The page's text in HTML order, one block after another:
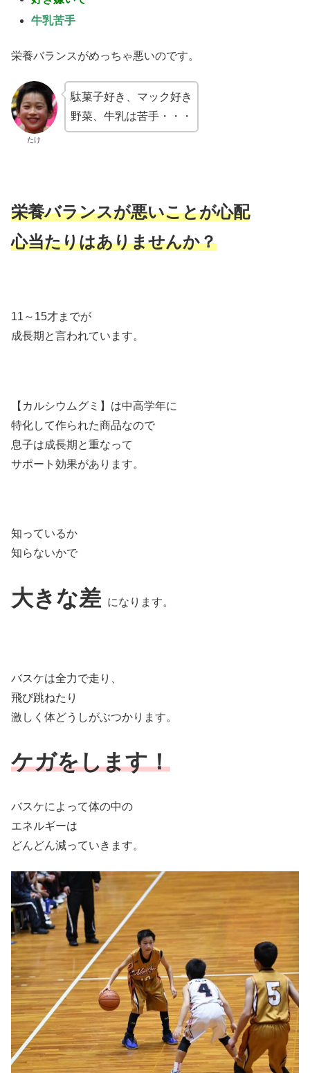
牛乳苦手
栄養バランスがめっちゃ悪いのです。
たけ
駄菓子好き、マック好き
野菜、牛乳は苦手・・・
栄養バランスが悪いことが心配
心当たりはありませんか？
11～15才までが
成長期と言われています。
【カルシウムグミ】は中高学年に
特化して作られた商品なので
息子は成長期と重なって
サポート効果があります。
知っているか
知らないかで
大きな差 になります。
バスケは全力で走り、
飛び跳ねたり
激しく体どうしがぶつかります。
ケガをします！
バスケによって体の中の
エネルギーは
どんどん減っていきます。